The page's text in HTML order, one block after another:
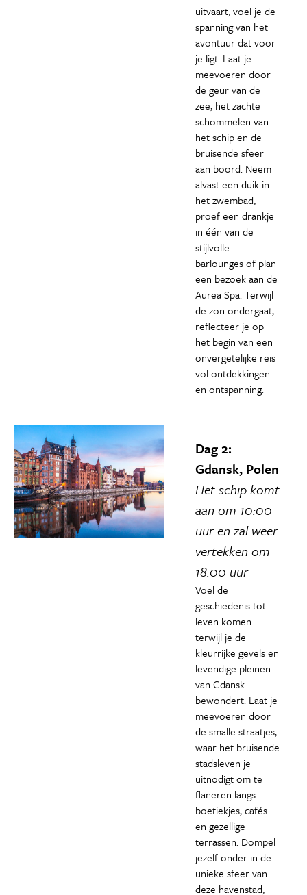
uitvaart, voel je de
spanning van het
avontuur dat voor
je ligt. Laat je
meevoeren door
de geur van de
zee, het zachte
schommelen van
het schip en de
bruisende sfeer
aan boord. Neem
alvast een duik in
het zwembad,
proef een drankje
in één van de
stijlvolle
barlounges of plan
een bezoek aan de
Aurea Spa. Terwijl
de zon ondergaat,
reflecteer je op
het begin van een
onvergetelijke reis
vol ontdekkingen
en ontspanning.
Dag 2:
Gdansk, Polen
Het schip komt
aan om 10:00
uur en zal weer
vertekken om
18:00 uur
Voel de
geschiedenis tot
leven komen
terwijl je de
kleurrijke gevels en
levendige pleinen
van Gdansk
bewondert. Laat je
meevoeren door
de smalle straatjes,
waar het bruisende
stadsleven je
uitnodigt om te
flaneren langs
boetiekjes, cafés
en gezellige
terrassen. Dompel
jezelf onder in de
unieke sfeer van
deze havenstad,